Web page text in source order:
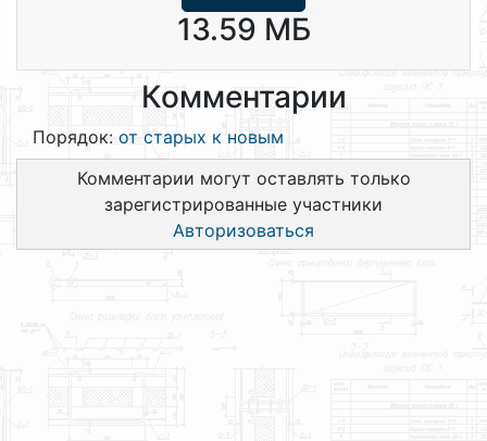
13.59 МБ
Комментарии
Порядок: от старых к новым
Комментарии могут оставлять только
зарегистрированные участники
Авторизоваться